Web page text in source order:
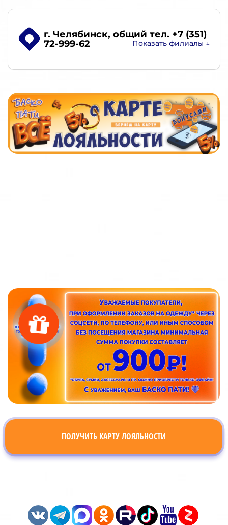
г. Челябинск, общий тел. +7 (351)
72-999-62
ПОЛУЧИТЬ КАРТУ ЛОЯЛЬНОСТИ